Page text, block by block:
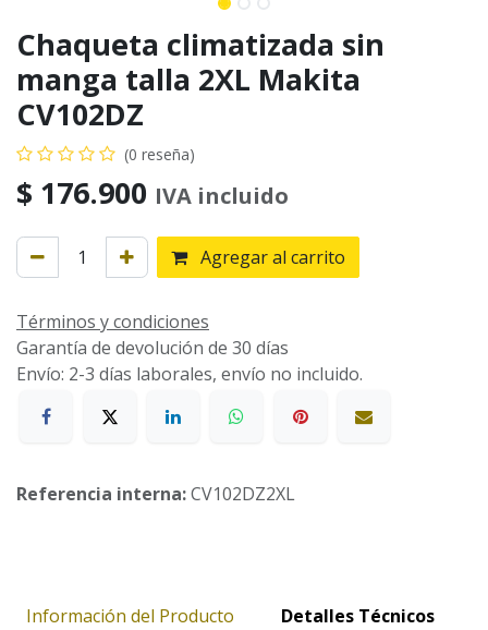
Chaqueta climatizada sin
manga talla 2XL Makita
CV102DZ
(0 reseña)
$ 176.900 IVA incluido
Agregar al carrito
Términos y condiciones
Garantía de devolución de 30 días
Envío: 2-3 días laborales, envío no incluido.
Referencia interna:CV102DZ2XL
Información del Producto Detalles Técnicos